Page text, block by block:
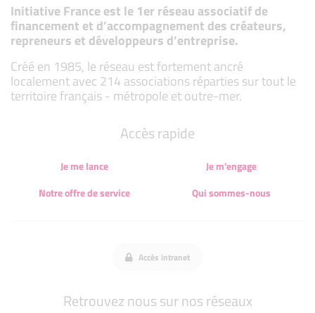
Initiative France est le 1er réseau associatif de
financement et d’accompagnement des créateurs,
repreneurs et développeurs d’entreprise.
Créé en 1985, le réseau est fortement ancré
localement avec 214 associations réparties sur tout le
territoire français - métropole et outre-mer.
Accès rapide
Je me lance
Je m'engage
Notre offre de service
Qui sommes-nous
Accès intranet
Retrouvez nous sur nos réseaux